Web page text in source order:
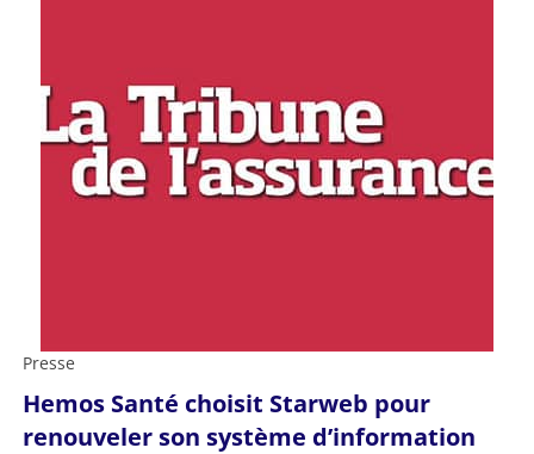
Presse
Hemos Santé choisit Starweb pour
renouveler son système d’information